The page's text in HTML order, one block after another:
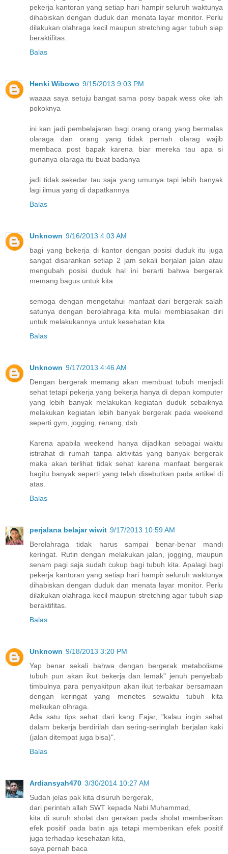
pekerja kantoran yang setiap hari hampir seluruh waktunya
dihabiskan dengan duduk dan menata layar monitor. Perlu
dilakukan olahraga kecil maupun stretching agar tubuh siap
beraktifitas.
Balas
Henki Wibowo 9/15/2013 9:03 PM
waaaa saya setuju bangat sama posy bapak wess oke lah
pokoknya
ini kan jadi pembelajaran bagi orang orang yang bermalas
olaraga dan orang yang tidak pernah olarag wajib
membaca post bapak karena biar mereka tau apa si
gunanya olaraga itu buat badanya
jadi tidak sekedar tau saja yang umunya tapi lebih banyak
lagi ilmua yang di dapatkannya
Balas
Unknown 9/16/2013 4:03 AM
bagi yang bekerja di kantor dengan posisi duduk itu juga
sangat disarankan setiap 2 jam sekali berjalan jalan atau
mengubah posisi duduk hal ini berarti bahwa bergerak
memang bagus untuk kita
semoga dengan mengetahui manfaat dari bergerak salah
satunya dengan berolahraga kita mulai membiasakan diri
untuk melakukannya untuk kesehatan kita
Balas
Unknown 9/17/2013 4:46 AM
Dengan bergerak memang akan membuat tubuh menjadi
sehat tetapi pekerja yang bekerja hanya di depan komputer
yang lebih banyak melakukan kegiatan duduk sebaiknya
melakukan kegiatan lebih banyak bergerak pada weekend
seperti gym, jogging, renang, dsb.
Karena apabila weekend hanya dijadikan sebagai waktu
istirahat di rumah tanpa aktivitas yang banyak bergerak
maka akan terlihat tidak sehat karena manfaat bergerak
bagitu banyak seperti yang telah disebutkan pada artikel di
atas.
Balas
perjalana belajar wiwit 9/17/2013 10:59 AM
Berolahraga tidak harus sampai benar-benar mandi
keringat. Rutin dengan melakukan jalan, jogging, maupun
senam pagi saja sudah cukup bagi tubuh kita. Apalagi bagi
pekerja kantoran yang setiap hari hampir seluruh waktunya
dihabiskan dengan duduk dan menata layar monitor. Perlu
dilakukan olahraga kecil maupun stretching agar tubuh siap
beraktifitas.
Balas
Unknown 9/18/2013 3:20 PM
Yap benar sekali bahwa dengan bergerak metabolisme
tubuh pun akan ikut bekerja dan lemak" jenuh penyebab
timbulnya para penyakitpun akan ikut terbakar bersamaan
dengan keringat yang menetes sewaktu tubuh kita
melkukan olhraga.
Ada satu tips sehat dari kang Fajar, "kalau ingin sehat
dalam bekerja berdirilah dan sering-seringlah berjalan kaki
(jalan ditempat juga bisa)".
Balas
Ardiansyah470 3/30/2014 10:27 AM
Sudah jelas pak kita disuruh bergerak,
dari perintah allah SWT kepada Nabi Muhammad,
kita di suruh sholat dan gerakan pada sholat memberikan
efek positif pada batin aja tetapi memberikan efek positif
juga terhadap kesehatan kita,
saya pernah baca